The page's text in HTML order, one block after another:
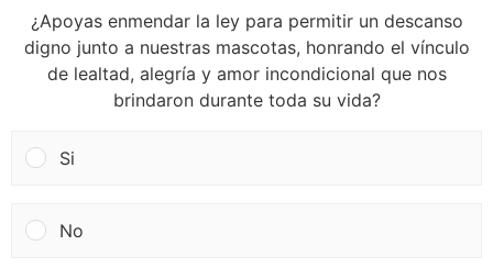
¿Apoyas enmendar la ley para permitir un descanso
digno junto a nuestras mascotas, honrando el vínculo
de lealtad, alegría y amor incondicional que nos
brindaron durante toda su vida?
Si
No